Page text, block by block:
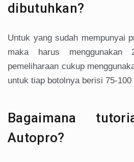
dibutuhkan?
Untuk yang sudah mempunyai
maka harus
pemeliharaan cukup
untuk tiap botolnya berisi 75-100
Bagaimana
Autopro?